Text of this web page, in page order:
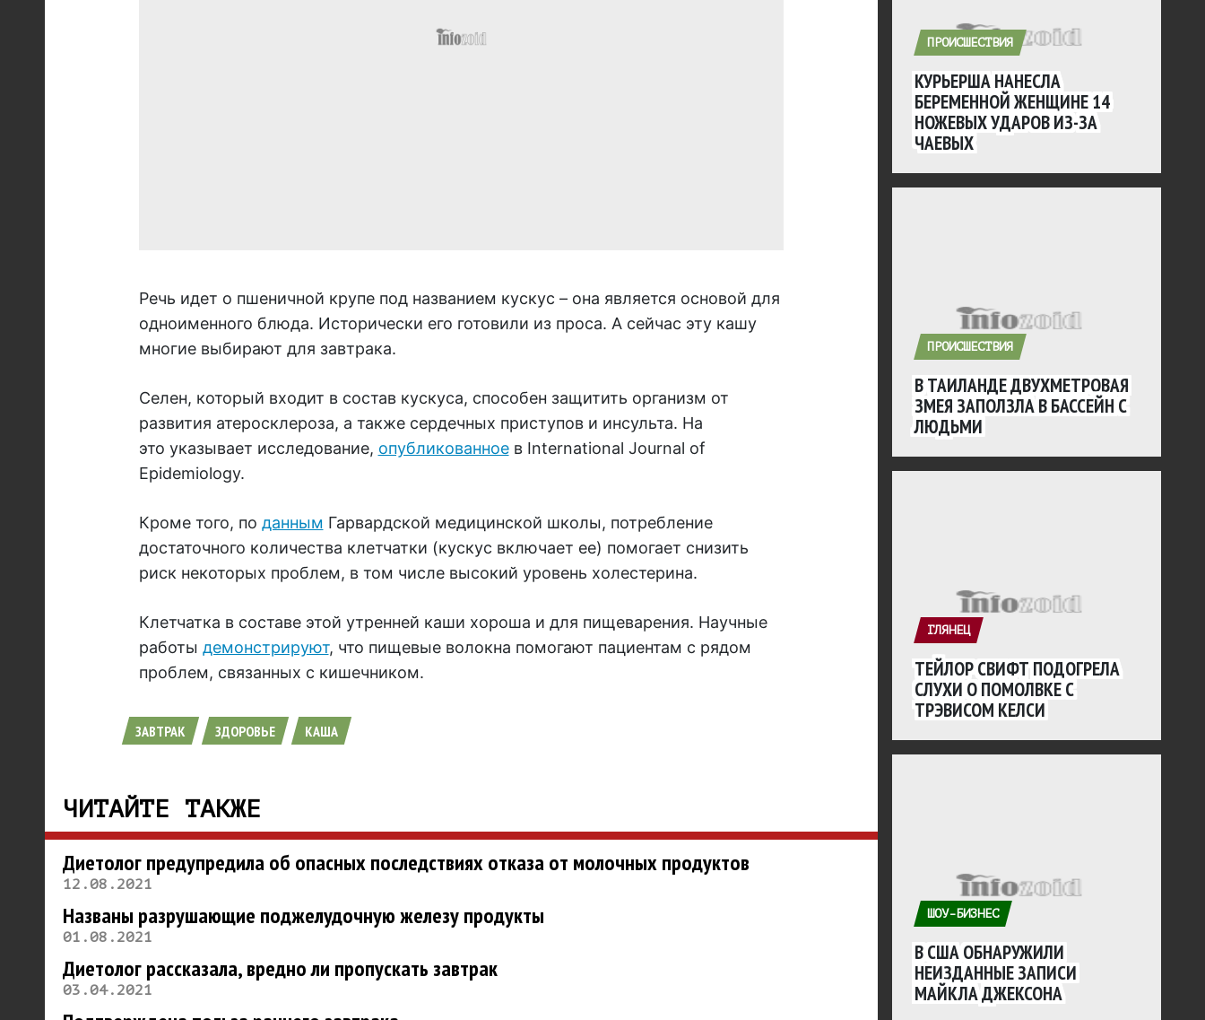
Речь идет о пшеничной крупе под названием кускус – она является основой для
одноименного блюда. Исторически его готовили из проса. А сейчас эту кашу
многие выбирают для завтрака.
Селен, который входит в состав кускуса, способен защитить организм от
развития атеросклероза, а также сердечных приступов и инсульта. На
это указывает исследование, опубликованноев International Journal of
Epidemiology.
Кроме того, по данным Гарвардской медицинской школы, потребление
достаточного количества клетчатки (кускус включает ее) помогает снизить
риск некоторых проблем, в том числе высокий уровень холестерина.
Клетчатка в составе этой утренней каши хороша и для пищеварения. Научные
работы демонстрируют, что пищевые волокна помогают пациентам с рядом
проблем, связанных с кишечником.
ЗАВТРАК ЗДОРОВЬЕ КАША
ЧИТАЙТЕ ТАКЖЕ
Диетолог предупредила об опасных последствиях отказа от молочных продуктов
12.08.2021
Названы разрушающие поджелудочную железу продукты
01.08.2021
Диетолог рассказала, вредно ли пропускать завтрак
03.04.2021
ПРОИСШЕСТВИЯ
КУРЬЕРША НАНЕСЛА
БЕРЕМЕННОЙ ЖЕНЩИНЕ 14
НОЖЕВЫХ УДАРОВ ИЗ-ЗА
ЧАЕВЫХ
ПРОИСШЕСТВИЯ
В ТАИЛАНДЕ ДВУХМЕТРОВАЯ
ЗМЕЯ ЗАПОЛЗЛА В БАССЕЙН С
ЛЮДЬМИ
ГЛЯНЕЦ
ТЕЙЛОР СВИФТ ПОДОГРЕЛА
СЛУХИ О ПОМОЛВКЕ С
ТРЭВИСОМ КЕЛСИ
ШОУ-БИЗНЕС
В США ОБНАРУЖИЛИ
НЕИЗДАННЫЕ ЗАПИСИ
МАЙКЛА ДЖЕКСОНА